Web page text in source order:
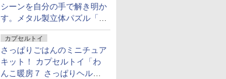
シーンを自分の手で解き明か
す。メタル製立体パズル「は
ずる ONE PIECE」シリーズ
3種が登場
カプセルトイ
さっぱりごはんのミニチュア
キット！ カプセルトイ「わ
んこ暖房７ さっぱりヘルシ